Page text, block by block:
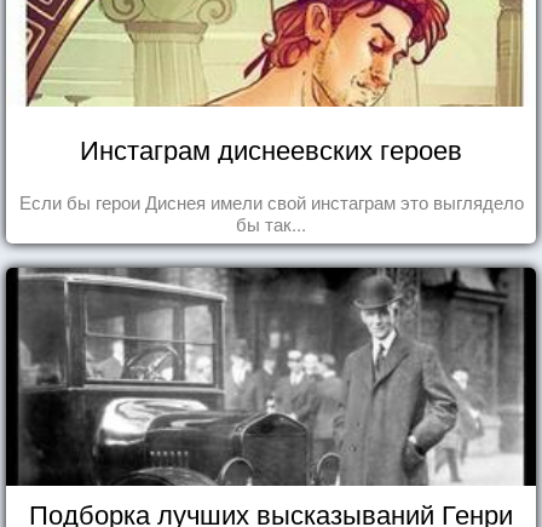
Инстаграм диснеевских героев
Если бы герои Диснея имели свой инстаграм это выглядело
бы так...
Подборка лучших высказываний Генри